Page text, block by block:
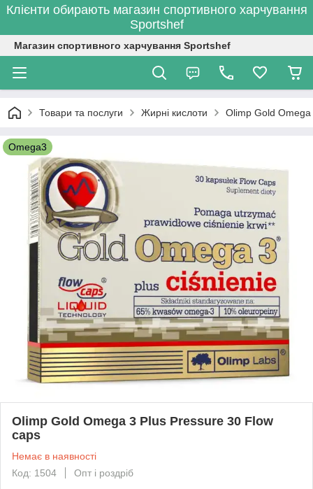
Клієнти обирають магазин спортивного харчування
Sportshef
Магазин спортивного харчування Sportshef
Товари та послуги Жирні кислоти Olimp Gold
Omega3
Olimp Gold Omega 3 Plus Pressure 30 Flow
caps
Немає в наявності
Код: 1504
Опт і роздріб